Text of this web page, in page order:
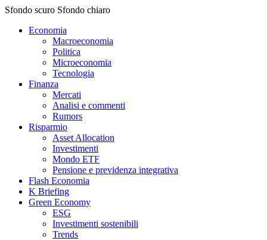
Sfondo scuro Sfondo chiaro
Economia
Macroeconomia
Politica
Microeconomia
Tecnologia
Finanza
Mercati
Analisi e commenti
Rumors
Risparmio
Asset Allocation
Investimenti
Mondo ETF
Pensione e previdenza integrativa
Flash Economia
K Briefing
Green Economy
ESG
Investimenti sostenibili
Trends